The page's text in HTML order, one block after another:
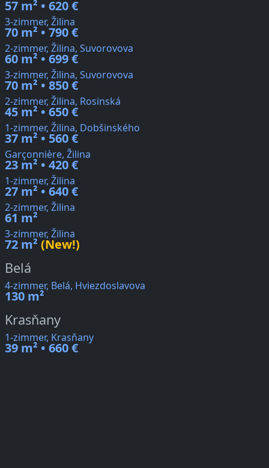
57 m² • 620 €
3-zimmer, Žilina
70 m² • 790 €
2-zimmer, Žilina, Suvorovova
60 m² • 699 €
3-zimmer, Žilina, Suvorovova
70 m² • 850 €
2-zimmer, Žilina, Rosinská
45 m² • 650 €
1-zimmer, Žilina, Dobšinského
37 m² • 560 €
Garçonnière, Žilina
23 m² • 420 €
1-zimmer, Žilina
27 m² • 640 €
2-zimmer, Žilina
61 m²
3-zimmer, Žilina
72 m² (New!)
Belá
4-zimmer, Belá, Hviezdoslavova
130 m²
Krasňany
1-zimmer, Krasňany
39 m² • 660 €